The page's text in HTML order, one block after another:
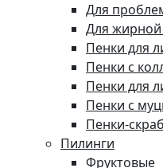
Для
Для
Пенки для
Пенки с
Пенки для
Пенки с
Пенки-
Пилинги
Фруктовые